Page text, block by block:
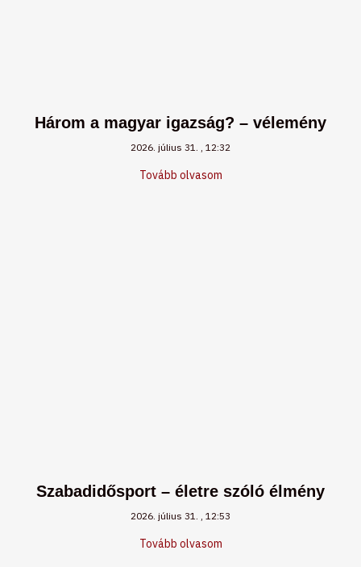
Három a magyar igazság? – vélemény
2026. július 31. 12:32
Tovább olvasom
Szabadidősport – életre szóló élmény
2026. július 31. 12:53
Tovább olvasom